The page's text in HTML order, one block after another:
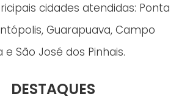
cidades atendidas: Ponta
Guarapuava, Campo
e São José dos Pinhais.
DESTAQUES